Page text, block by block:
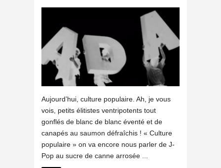
Aujourd’hui, culture populaire. Ah, je vous
vois, petits élitistes ventripotents tout
gonflés de blanc de blanc éventé et de
canapés au saumon défraîchis ! « Culture
populaire » on va encore nous parler de J-
Pop au sucre de canne arrosée ...